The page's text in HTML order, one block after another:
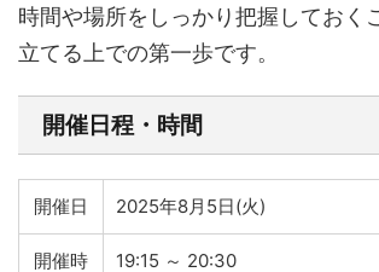
時間や場所をしっかり把握しておく
立てる上での第一歩です。
開催日程・時間
開催日 2025年8月5日(火)
開催時 19:15 ～ 20:30